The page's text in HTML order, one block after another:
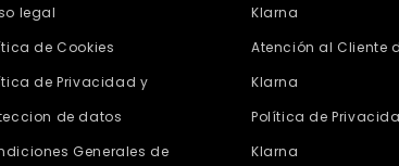
legal
de Cookies
de Privacidad y
de datos
Generales de
Klarna
Atención al Cliente
Klarna
Política de
Klarna